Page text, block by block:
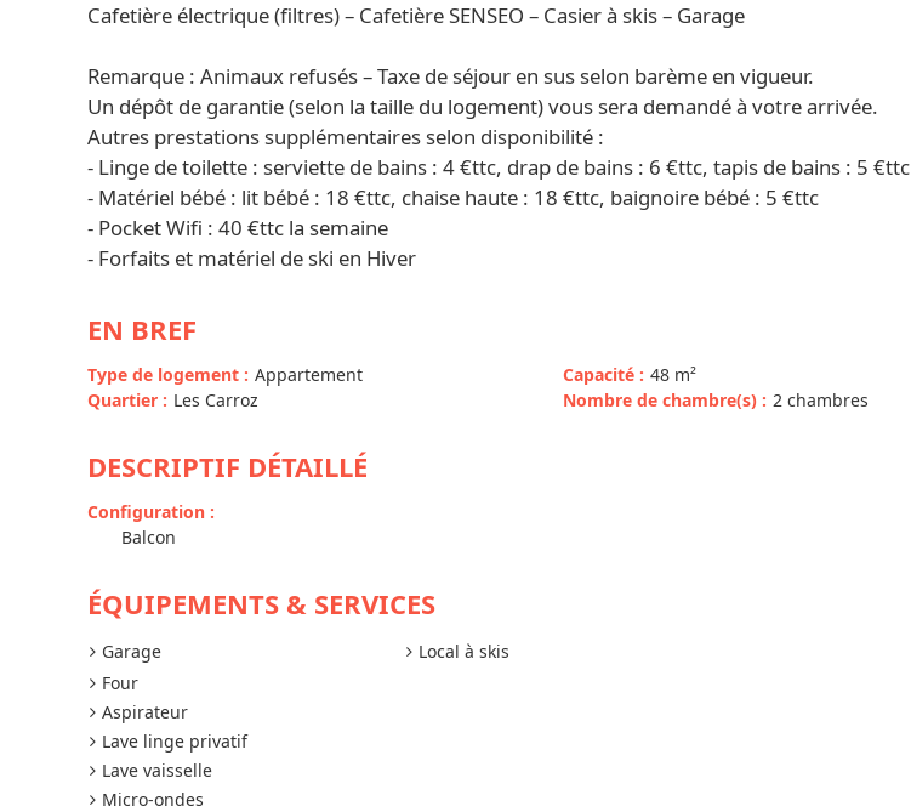
Cafetière électrique (filtres) – Cafetière SENSEO – Casier à skis – Garage
Remarque : Animaux refusés – Taxe de séjour en sus selon barème en vigueur.
Un dépôt de garantie (selon la taille du logement) vous sera demandé à votre arrivée.
Autres prestations supplémentaires selon disponibilité :
- Linge de toilette : serviette de bains : 4 €ttc, drap de bains : 6 €ttc, tapis de bains : 5 €ttc
- Matériel bébé : lit bébé : 18 €ttc, chaise haute : 18 €ttc, baignoire bébé : 5 €ttc
- Pocket Wifi : 40 €ttc la semaine
- Forfaits et matériel de ski en Hiver
EN BREF
Type de logement : Appartement
Quartier : Les Carroz
Capacité : 48 m²
Nombre de chambre(s) : 2 chambres
DESCRIPTIF DÉTAILLÉ
Configuration :
Balcon
ÉQUIPEMENTS & SERVICES
Garage
Four
Aspirateur
Lave linge privatif
Lave vaisselle
Micro-ondes
Local à skis